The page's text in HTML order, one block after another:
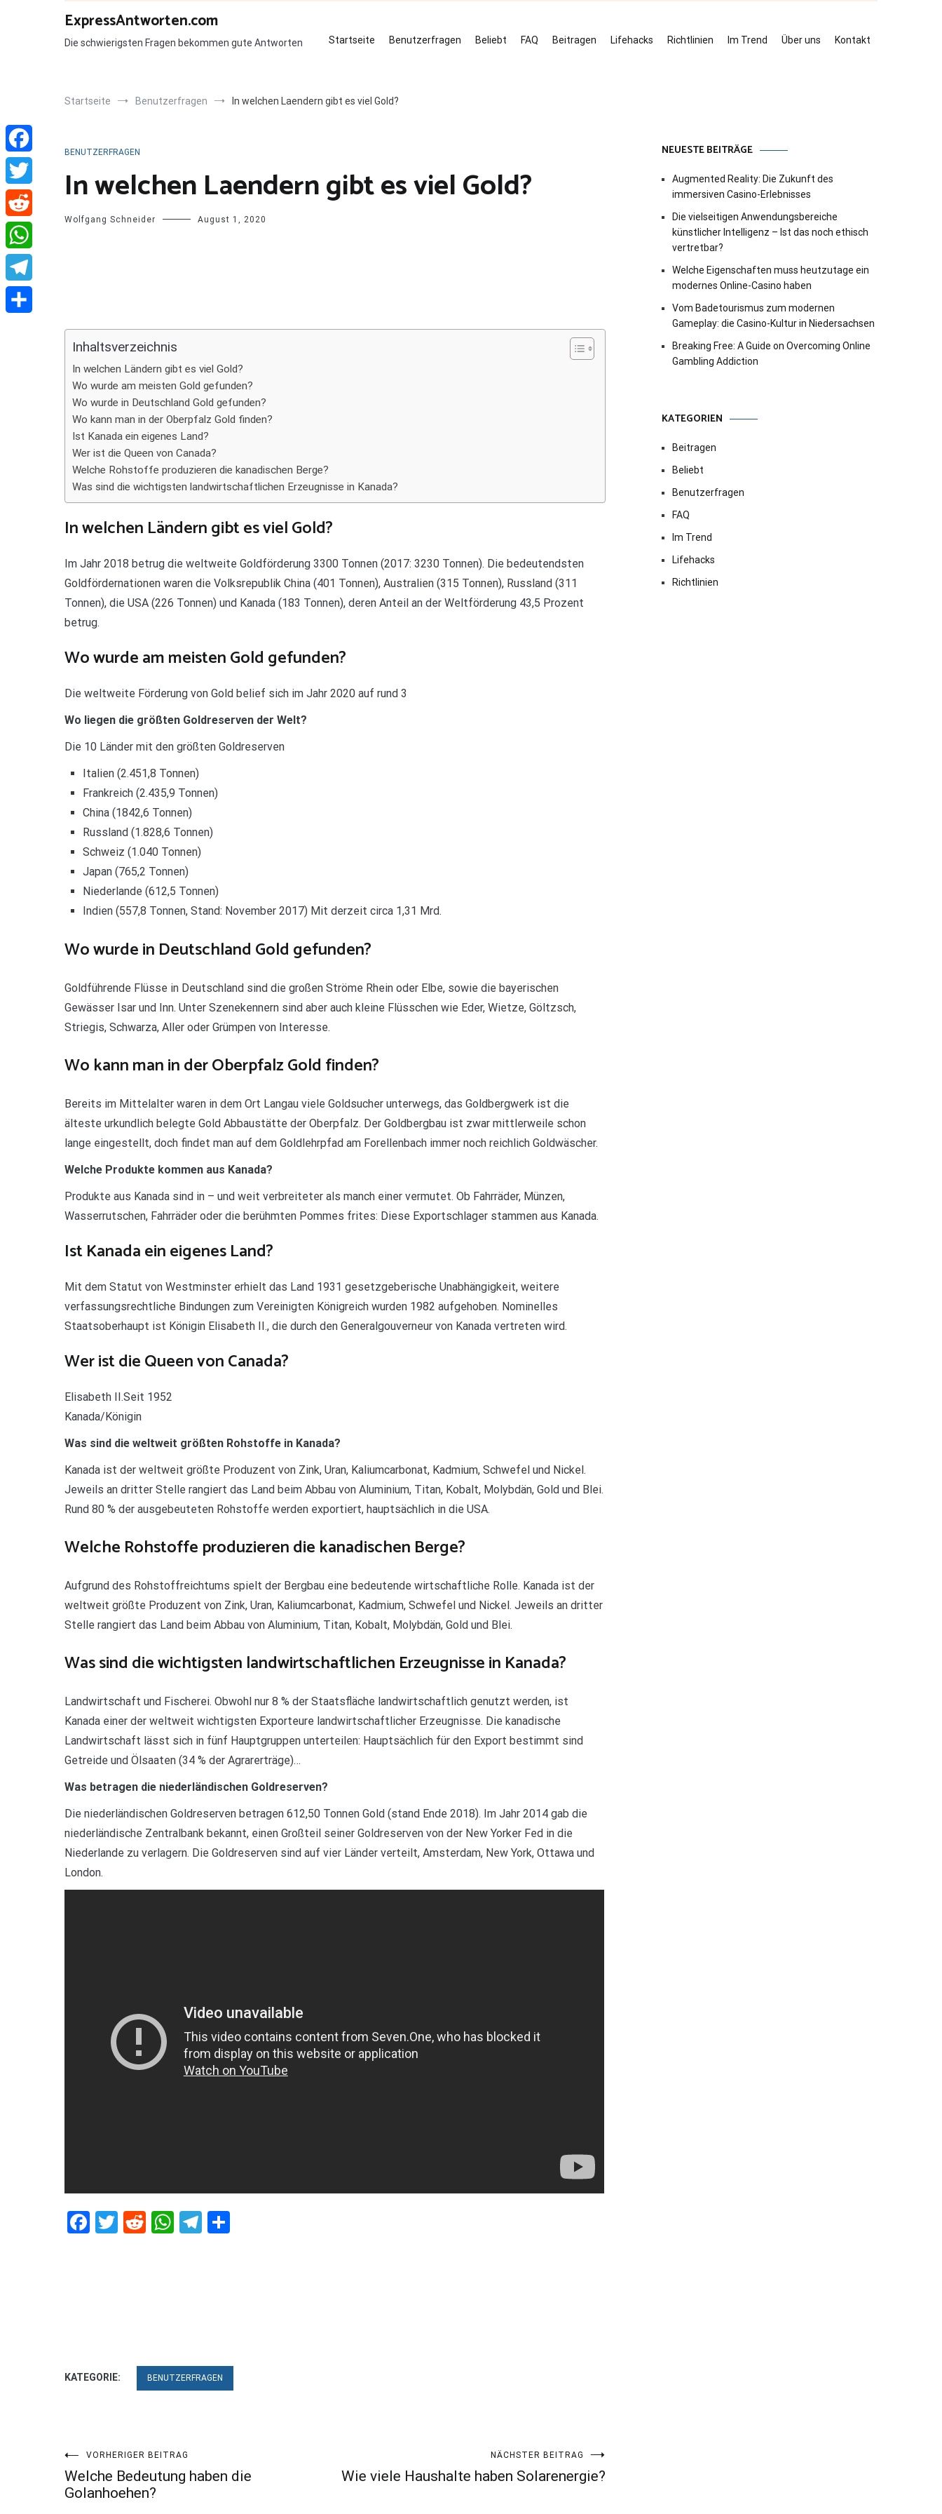
ExpressAntworten.com
Die schwierigsten Fragen bekommen gute Antworten Startseite Benutzerfragen Beliebt FAQ Beitragen Lifehacks Richtlinien Im Trend Über uns Kontakt
Startseite Benutzerfragen In welchen Laendern gibt es viel Gold?
BENUTZERFRAGEN
In welchen Laendern gibt es viel Gold?
Wolfgang Schneider August 1, 2020
Inhaltsverzeichnis
In welchen Ländern gibt es viel Gold?
Wo wurde am meisten Gold gefunden?
Wo wurde in Deutschland Gold gefunden?
Wo kann man in der Oberpfalz Gold finden?
Ist Kanada ein eigenes Land?
Wer ist die Queen von Canada?
Welche Rohstoffe produzieren die kanadischen Berge?
Was sind die wichtigsten landwirtschaftlichen Erzeugnisse in Kanada?
In welchen Ländern gibt es viel Gold?
Im Jahr 2018 betrug die weltweite Goldförderung 3300 Tonnen (2017: 3230 Tonnen). Die bedeutendsten
Goldfördernationen waren die Volksrepublik China (401 Tonnen), Australien (315 Tonnen), Russland (311
Tonnen), die USA (226 Tonnen) und Kanada (183 Tonnen), deren Anteil an der Weltförderung 43,5 Prozent
betrug.
Wo wurde am meisten Gold gefunden?
Die weltweite Förderung von Gold belief sich im Jahr 2020 auf rund 3
Wo liegen die größten Goldreserven der Welt?
Die 10 Länder mit den größten Goldreserven
Italien (2.451,8 Tonnen)
Frankreich (2.435,9 Tonnen)
China (1842,6 Tonnen)
Russland (1.828,6 Tonnen)
Schweiz (1.040 Tonnen)
Japan (765,2 Tonnen)
Niederlande (612,5 Tonnen)
Indien (557,8 Tonnen, Stand: November 2017) Mit derzeit circa 1,31 Mrd.
Wo wurde in Deutschland Gold gefunden?
Goldführende Flüsse in Deutschland sind die großen Ströme Rhein oder Elbe, sowie die bayerischen
Gewässer Isar und Inn. Unter Szenekennern sind aber auch kleine Flüsschen wie Eder, Wietze, Göltzsch,
Striegis, Schwarza, Aller oder Grümpen von Interesse.
Wo kann man in der Oberpfalz Gold finden?
Bereits im Mittelalter waren in dem Ort Langau viele Goldsucher unterwegs, das Goldbergwerk ist die
älteste urkundlich belegte Gold Abbaustätte der Oberpfalz. Der Goldbergbau ist zwar mittlerweile schon
lange eingestellt, doch findet man auf dem Goldlehrpfad am Forellenbach immer noch reichlich Goldwäscher.
Welche Produkte kommen aus Kanada?
Produkte aus Kanada sind in – und weit verbreiteter als manch einer vermutet. Ob Fahrräder, Münzen,
Wasserrutschen, Fahrräder oder die berühmten Pommes frites: Diese Exportschlager stammen aus Kanada.
Ist Kanada ein eigenes Land?
Mit dem Statut von Westminster erhielt das Land 1931 gesetzgeberische Unabhängigkeit, weitere
verfassungsrechtliche Bindungen zum Vereinigten Königreich wurden 1982 aufgehoben. Nominelles
Staatsoberhaupt ist Königin Elisabeth II., die durch den Generalgouverneur von Kanada vertreten wird.
Wer ist die Queen von Canada?
Elisabeth II.Seit 1952
Kanada/Königin
Was sind die weltweit größten Rohstoffe in Kanada?
Kanada ist der weltweit größte Produzent von Zink, Uran, Kaliumcarbonat, Kadmium, Schwefel und Nickel.
Jeweils an dritter Stelle rangiert das Land beim Abbau von Aluminium, Titan, Kobalt, Molybdän, Gold und Blei.
Rund 80 % der ausgebeuteten Rohstoffe werden exportiert, hauptsächlich in die USA.
Welche Rohstoffe produzieren die kanadischen Berge?
Aufgrund des Rohstoffreichtums spielt der Bergbau eine bedeutende wirtschaftliche Rolle. Kanada ist der
weltweit größte Produzent von Zink, Uran, Kaliumcarbonat, Kadmium, Schwefel und Nickel. Jeweils an dritter
Stelle rangiert das Land beim Abbau von Aluminium, Titan, Kobalt, Molybdän, Gold und Blei.
Was sind die wichtigsten landwirtschaftlichen Erzeugnisse in Kanada?
Landwirtschaft und Fischerei. Obwohl nur 8 % der Staatsfläche landwirtschaftlich genutzt werden, ist
Kanada einer der weltweit wichtigsten Exporteure landwirtschaftlicher Erzeugnisse. Die kanadische
Landwirtschaft lässt sich in fünf Hauptgruppen unterteilen: Hauptsächlich für den Export bestimmt sind
Getreide und Ölsaaten (34 % der Agrarerträge)…
Was betragen die niederländischen Goldreserven?
Die niederländischen Goldreserven betragen 612,50 Tonnen Gold (stand Ende 2018). Im Jahr 2014 gab die
niederländische Zentralbank bekannt, einen Großteil seiner Goldreserven von der New Yorker Fed in die
Niederlande zu verlagern. Die Goldreserven sind auf vier Länder verteilt, Amsterdam, New York, Ottawa und
London.
Facebook
Twitter
RedditWhatsApp
Telegram
KATEGORIE: BENUTZERFRAGEN
Beitragsnavigation
VORHERIGER BEITRAG
Welche Bedeutung haben die
Golanhoehen?
NÄCHSTER BEITRAG
Wie viele Haushalte haben Solarenergie?
NEUESTE BEITRÄGE
Augmented Reality: Die Zukunft des
immersiven Casino-Erlebnisses
Die vielseitigen Anwendungsbereiche
künstlicher Intelligenz – Ist das noch ethisch
vertretbar?
Welche Eigenschaften muss heutzutage ein
modernes Online-Casino haben
Vom Badetourismus zum modernen
Gameplay: die Casino-Kultur in Niedersachsen
Breaking Free: A Guide on Overcoming Online
Gambling Addiction
KATEGORIEN
Beitragen
Beliebt
Benutzerfragen
FAQ
Im Trend
Lifehacks
Richtlinien
Facebook
Twitter
Reddit
WhatsApp
Telegram